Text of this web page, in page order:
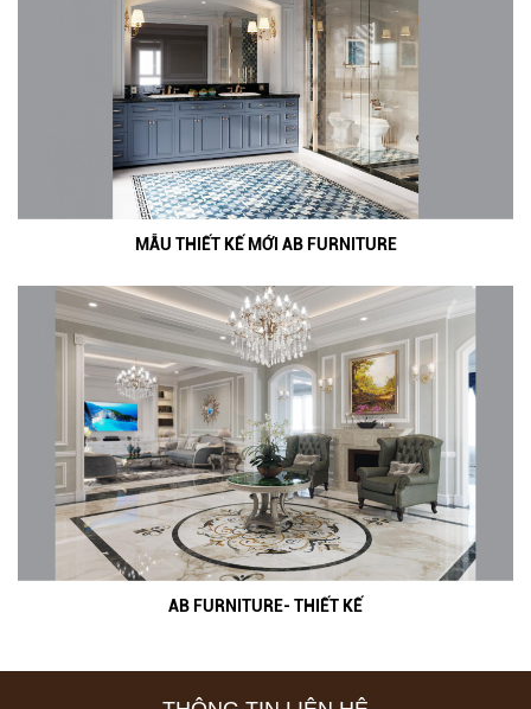
MẪU THIẾT KẾ MỚI AB FURNITURE
AB FURNITURE- THIẾT KẾ